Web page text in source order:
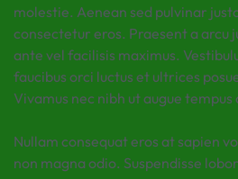
molestie. Aenean sed pulvinar
consectetur eros. Praesent a arcu
ante vel facilisis maximus.
faucibus orci luctus et ultrices
Vivamus nec nibh ut augue tempus
Nullam consequat eros at sapien
non magna odio. Suspendisse